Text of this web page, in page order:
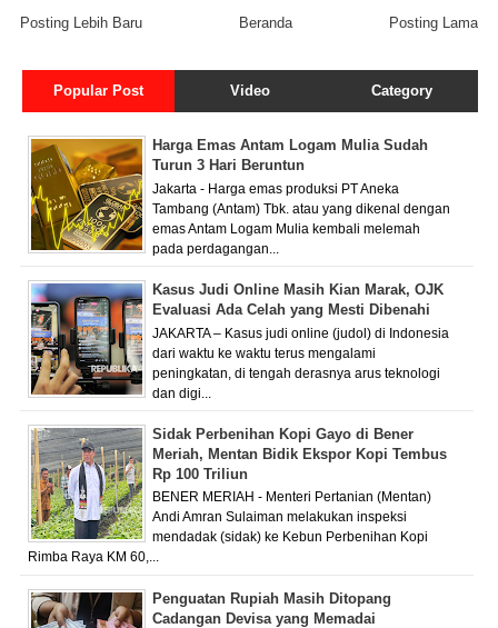
Posting Lebih Baru Posting Lama
Beranda
Popular Post Video Category
Harga Emas Antam Logam Mulia Sudah
Turun 3 Hari Beruntun
Jakarta - Harga emas produksi PT Aneka
Tambang (Antam) Tbk. atau yang dikenal dengan
emas Antam Logam Mulia kembali melemah
pada perdagangan...
Kasus Judi Online Masih Kian Marak, OJK
Evaluasi Ada Celah yang Mesti Dibenahi
JAKARTA – Kasus judi online (judol) di Indonesia
dari waktu ke waktu terus mengalami
peningkatan, di tengah derasnya arus teknologi
dan digi...
Sidak Perbenihan Kopi Gayo di Bener
Meriah, Mentan Bidik Ekspor Kopi Tembus
Rp 100 Triliun
BENER MERIAH - Menteri Pertanian (Mentan)
Andi Amran Sulaiman melakukan inspeksi
mendadak (sidak) ke Kebun Perbenihan Kopi
Rimba Raya KM 60,...
Penguatan Rupiah Masih Ditopang
Cadangan Devisa yang Memadai